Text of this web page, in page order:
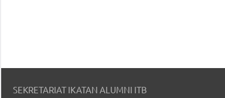
SEKRETARIAT IKATAN ALUMNI ITB